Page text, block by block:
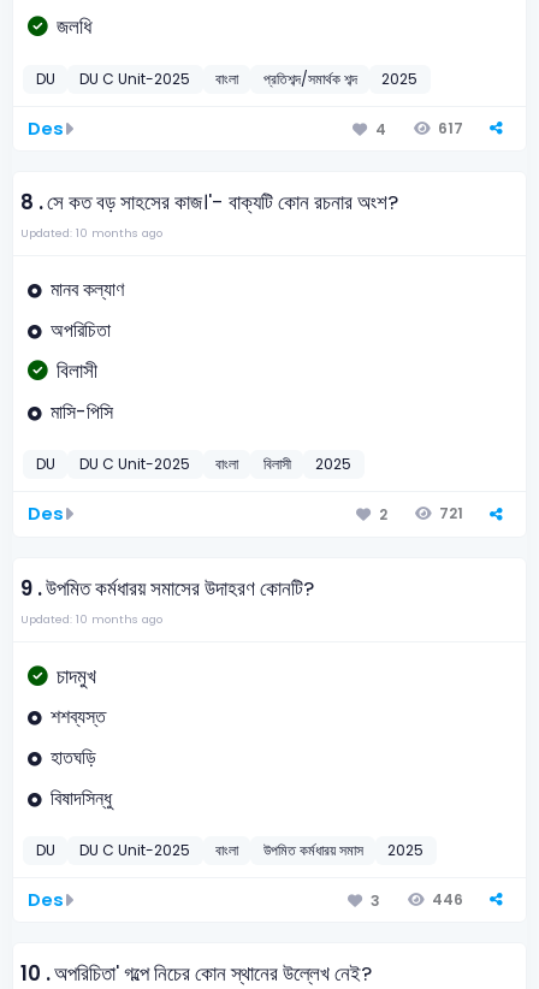
জলধি
DU DU C Unit-2025 বাংলা প্রতিশব্দ/সমার্থক শব্দ 2025
Des 4 617
8 .সে কত বড় সাহসের কাজ।'- বাক্যটি কোন রচনার অংশ?
Updated: 10 months ago
মানব কল্যাণ
অপরিচিতা
বিলাসী
মাসি-পিসি
DU DU C Unit-2025 বাংলা বিলাসী 2025
Des 2 721
9 .উপমিত কর্মধারয় সমাসের উদাহরণ কোনটি?
Updated: 10 months ago
চাদমুখ
শশব্যস্ত
হাতঘড়ি
বিষাদসিন্ধু
DU DU C Unit-2025 বাংলা উপমিত কর্মধারয় সমাস 2025
Des 3 446
10 .অপরিচিতা' গল্পে নিচের কোন স্থানের উল্লেখ নেই?